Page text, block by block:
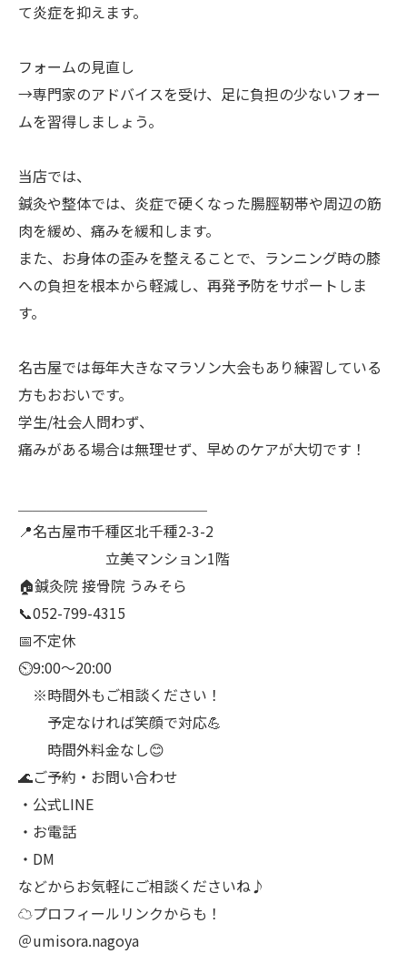
て炎症を抑えます。
フォームの見直し
→専門家のアドバイスを受け、足に負担の少ないフォー
ムを習得しましょう。
当店では、
鍼灸や整体では、炎症で硬くなった腸脛靭帯や周辺の筋
肉を緩め、痛みを緩和します。
また、お身体の歪みを整えることで、ランニング時の膝
への負担を根本から軽減し、再発予防をサポートしま
す。
名古屋では毎年大きなマラソン大会もあり練習している
方もおおいです。
学生/社会人問わず、
痛みがある場合は無理せず、早めのケアが大切です！
📍名古屋市千種区北千種2-3-2
立美マンション1階
🏠鍼灸院 接骨院 うみそら
📞052-799-4315
📅不定休
⏲9:00～20:00
※時間外もご相談ください！
予定なければ笑顔で対応💪
時間外料金なし😊
🌊ご予約・お問い合わせ
・公式LINE
・お電話
・DM
などからお気軽にご相談くださいね♪
☁プロフィールリンクからも！
＠umisora.nagoya